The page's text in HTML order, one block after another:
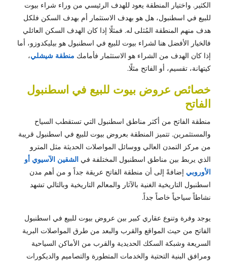
الكثير. واختيار المنطقة يعود للهدف الرئيسي من وراء شراء بيوت
للبيع في اسطنبول، هل هو بهدف الاستثمار أم بهدف السكن فلكل
هدف منهم المنطقة المُثلى له. فمثلًا إذا كان الهدف السكن العائلي
فالخيار الأفضل هنا لشراء بيوت للبيع في اسطنبول هو بيليكدوزو، أما
إذا كان الهدف من الشراء هو الاستثمار فأمامك منطقة شيشلي،
كيتهانة، تقسيم، أو الفاتح مثلًا.
خصائص عروض بيوت للبيع في اسطنبول
الفاتح
منطقة الفاتح من أكثر مناطق اسطنبول التي تستقطب السياح
والمستثمرين. تتميز المنطقة بعروض بيوت للبيع في اسطنبول قريبة
من مركز التمدن العالي ووسائل المواصلات الحديثة مثل المترو
الذي يربط بين مناطق اسطنبول المختلفة في الشقين الآسيوي أو
الأوروبي إضافةً إلى أن منطقة الفاتح عريقة جداً و من أهم مدن
اسطنبول التاريخية الغنية بالآثار والمعالم التاريخية وبالتالي تشهد
نشاطاً سياحياً خاصاً جداً.
يوجد وفرة وتنوع عقاري كبير بين عروض بيوت للبيع في اسطنبول
الفاتح من حيث المواقع والقرب والبعد من طرق المواصلات البرية
السريعة وشبكة السكك الحديدية والقرب من الأماكن السياحية
ومرافق البنية التحتية والخدمات المتطورة والتصاميم والديكورات